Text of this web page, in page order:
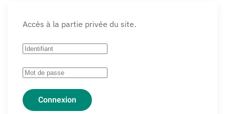
Accès à la partie privée du site.
Connexion